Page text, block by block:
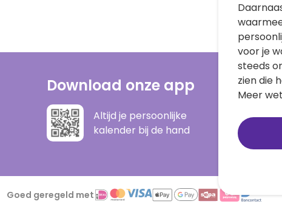
Download onze app
Altijd je persoonlijke
kalender bij de hand
Goed geregeld met
voor je
steeds
zien die
Meer